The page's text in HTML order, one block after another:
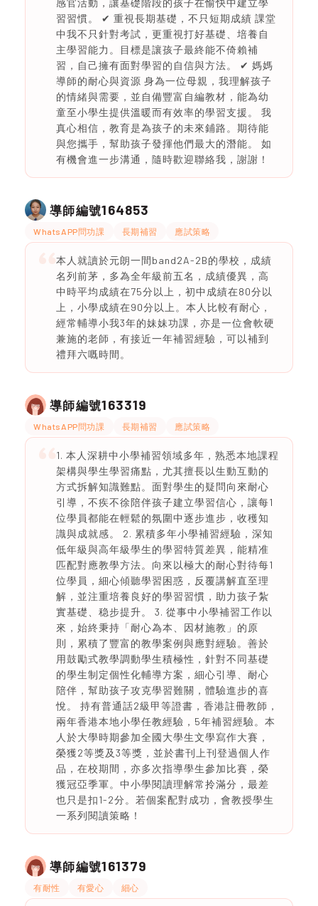
感官活動，讓基礎階段的孩子在愉快中建立學
習習慣。 ✔ 重視長期基礎，不只短期成績 課堂
中我不只針對考試，更重視打好基礎、培養自
主學習能力。目標是讓孩子最終能不倚賴補
習，自己擁有面對學習的自信與方法。 ✔ 媽媽
導師的耐心與資源 身為一位母親，我理解孩子
的情緒與需要，並自備豐富自編教材，能為幼
童至小學生提供溫暖而有效率的學習支援。 我
真心相信，教育是為孩子的未來鋪路。期待能
與您攜手，幫助孩子發揮他們最大的潛能。 如
有機會進一步溝通，隨時歡迎聯絡我，謝謝！
導師編號164853
WhatsAPP問功課 長期補習 應試策略
本人就讀於元朗一間band2A-2B的學校，成績
名列前茅，多為全年級前五名，成績優異，高
中時平均成績在75分以上，初中成績在80分以
上，小學成績在90分以上。本人比較有耐心，
經常輔導小我3年的妹妹功課，亦是一位會軟硬
兼施的老師，有接近一年補習經驗，可以補到
禮拜六嘅時間。
導師編號163319
WhatsAPP問功課 長期補習 應試策略
1. 本人深耕中小學補習領域多年，熟悉本地課程
架構與學生學習痛點，尤其擅長以生動互動的
方式拆解知識難點。面對學生的疑問向來耐心
引導，不疾不徐陪伴孩子建立學習信心，讓每1
位學員都能在輕鬆的氛圍中逐步進步，收穫知
識與成就感。 2. 累積多年小學補習經驗，深知
低年級與高年級學生的學習特質差異，能精准
匹配對應教學方法。向來以極大的耐心對待每1
位學員，細心傾聽學習困惑，反覆講解直至理
解，並注重培養良好的學習習慣，助力孩子紮
實基礎、稳步提升。 3. 從事中小學補習工作以
來，始終秉持「耐心為本、因材施教」的原
則，累積了豐富的教學案例與應對經驗。善於
用鼓勵式教學調動學生積極性，針對不同基礎
的學生制定個性化輔導方案，細心引導、耐心
陪伴，幫助孩子攻克學習難關，體驗進步的喜
悅。 持有普通話2級甲等證書，香港註冊教師，
兩年香港本地小學任教經驗，5年補習經驗。本
人於大學時期參加全國大學生文學寫作大賽，
榮獲2等獎及3等獎，並於書刊上刊登過個人作
品，在校期間，亦多次指導學生參加比賽，榮
獲冠亞季軍。中小學閱讀理解常拎滿分，最差
也只是扣1-2分。若個案配對成功，會教授學生
一系列閱讀策略！
導師編號161379
有耐性 有愛心 細心